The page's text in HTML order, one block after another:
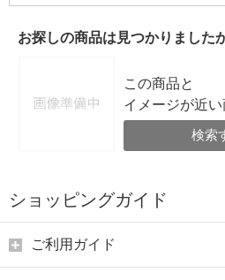
お探しの商品は見つかりました
この商品と
イメージが近
検索
ショッピングガイド
ご利用ガイド